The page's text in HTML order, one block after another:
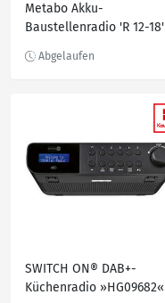
Metabo Akku-
Baustellenradio 'R 12-18'
ohne Akku
SWITCH ON® DAB+-
Küchenradio »HG09682«